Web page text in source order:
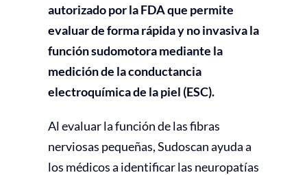
autorizado por la FDA que permite
evaluar de forma rápida y no invasiva la
función sudomotora mediante la
medición de la conductancia
electroquímica de la piel (ESC).
Al evaluar la función de las fibras
nerviosas pequeñas, Sudoscan ayuda a
los médicos a identificar las neuropatías